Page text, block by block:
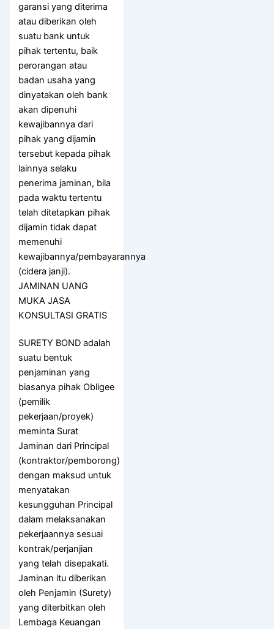
garansi yang diterima
atau diberikan oleh
suatu bank untuk
pihak tertentu, baik
perorangan atau
badan usaha yang
dinyatakan oleh bank
akan dipenuhi
kewajibannya dari
pihak yang dijamin
tersebut kepada pihak
lainnya selaku
penerima jaminan, bila
pada waktu tertentu
telah ditetapkan pihak
dijamin tidak dapat
memenuhi
kewajibannya/pembayarannya
(cidera janji).
JAMINAN UANG
MUKA JASA
KONSULTASI GRATIS
SURETY BOND adalah
suatu bentuk
penjaminan yang
biasanya pihak Obligee
(pemilik
pekerjaan/proyek)
meminta Surat
Jaminan dari Principal
(kontraktor/pemborong)
dengan maksud untuk
menyatakan
kesungguhan Principal
dalam melaksanakan
pekerjaannya sesuai
kontrak/perjanjian
yang telah disepakati.
Jaminan itu diberikan
oleh Penjamin (Surety)
yang diterbitkan oleh
Lembaga Keuangan